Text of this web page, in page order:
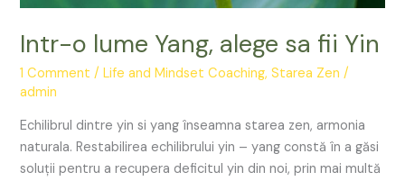
Intr-o lume Yang, alege sa fii Yin
1 Comment /Life and Mindset Coaching,Starea Zen /
admin
Echilibrul dintre yin si yang înseamna starea zen, armonia
naturala. Restabilirea echilibrului yin – yang constă în a găsi
soluții pentru a recupera deficitul yin din noi, prin mai multă